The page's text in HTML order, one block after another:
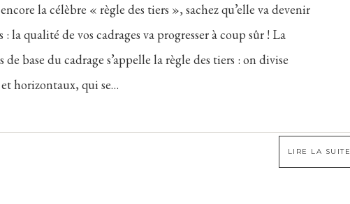
la célèbre « règle des tiers », sachez qu’elle va devenir
la qualité de vos cadrages va progresser à coup sûr ! La
base du cadrage s’appelle la règle des tiers : on divise
horizontaux, qui se…
LIRE LA SUITE